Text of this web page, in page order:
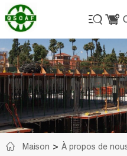
Maison À propos de